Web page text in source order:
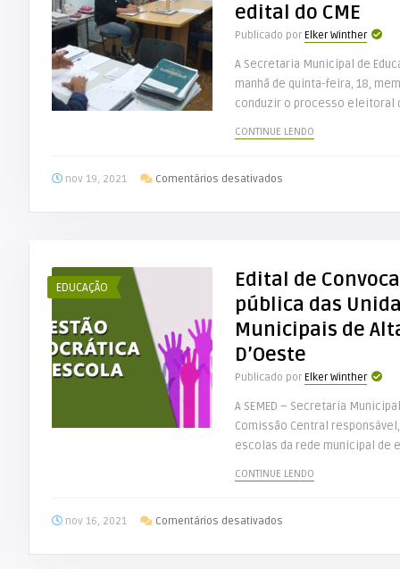
de
vagas
remanescentes
na
Educação
edital do CME
Publicado por Elker Winther
A Secretaria Municipal de
manhã de quinta-feira, 18,
conduzir o processo eleitoral
CONTINUE LENDO
nov 19, 2021 Comentários desativados
D’Oeste
recebe
e
disponibiliza
edital
CME
EDUCAÇÃO
Edital de
pública das
Municipais de
D’Oeste
Publicado por Elker Winther
A SEMED – Secretaria
Comissão Central responsável,
escolas da rede municipal de
CONTINUE LENDO
nov 16, 2021 Comentários desativados